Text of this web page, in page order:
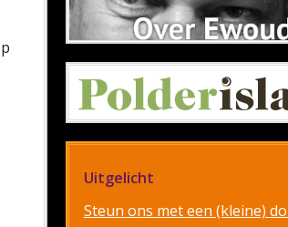
Uitgelicht
Steun ons met een (kleine)